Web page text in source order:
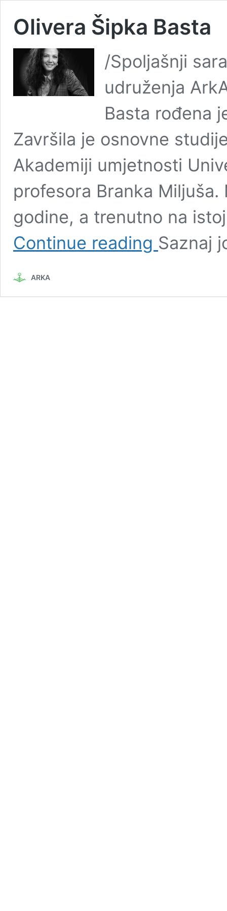
Olivera Šipka Basta
/Spoljašnji
udruženja
Basta rođena
Završila je osnovne
Akademiji umjetnosti
profesora Branka
godine, a trenutno na
Continue reading
Olivera
Šipka
Saznaj
ARKA